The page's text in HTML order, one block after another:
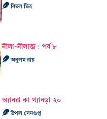
বিমল মিত্র
নীলা-নীলাব্জ : পর্ব ৮
অনুপম রায়
অ্যাবরা কা থ্যাবড়া ২০
উপল সেনগুপ্ত